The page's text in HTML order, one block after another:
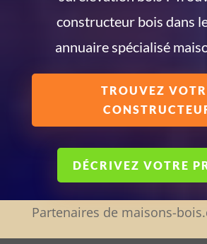
constructeur bois dans
annuaire spécialisé
TROUVEZ
DÉCRIVEZ VOTRE
Partenaires de maisons-